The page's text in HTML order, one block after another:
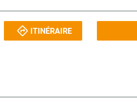
ITINÉRAIRE